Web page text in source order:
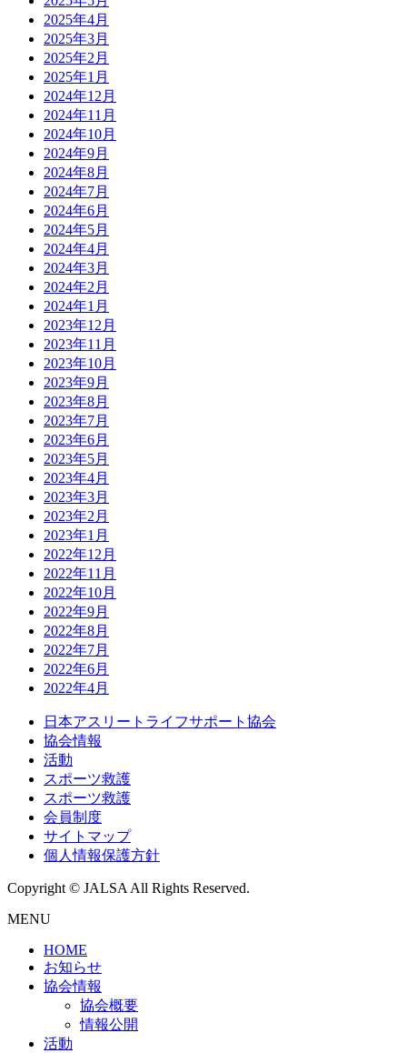
2025年4月
2025年3月
2025年2月
2025年1月
2024年12月
2024年11月
2024年10月
2024年9月
2024年8月
2024年7月
2024年6月
2024年5月
2024年4月
2024年3月
2024年2月
2024年1月
2023年12月
2023年11月
2023年10月
2023年9月
2023年8月
2023年7月
2023年6月
2023年5月
2023年4月
2023年3月
2023年2月
2023年1月
2022年12月
2022年11月
2022年10月
2022年9月
2022年8月
2022年7月
2022年6月
2022年4月
日本アスリートライフサポート協会
協会情報
活動
スポーツ救護
スポーツ救護
会員制度
サイトマップ
個人情報保護方針
Copyright © JALSA All Rights Reserved.
MENU
HOME
お知らせ
協会情報
協会概要
情報公開
活動